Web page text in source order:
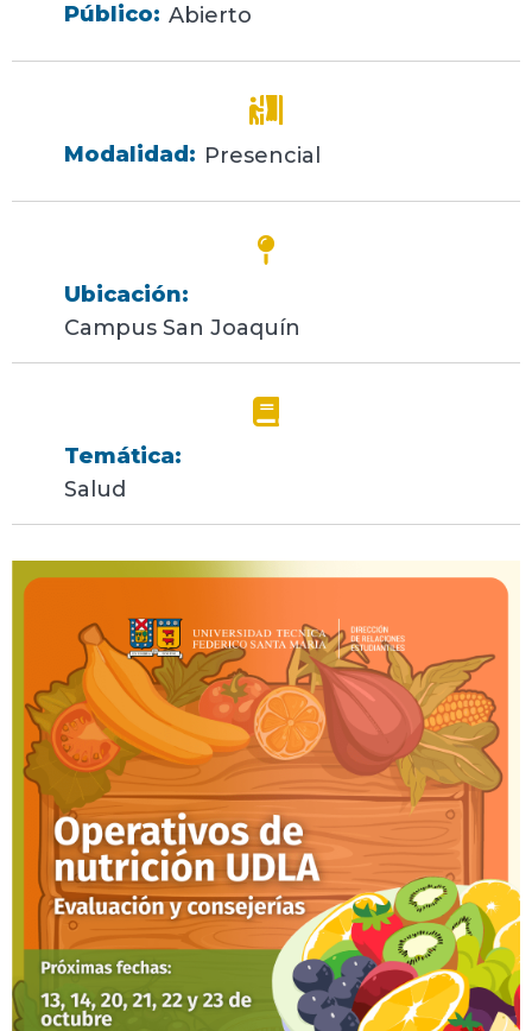
Público: Abierto
Modalidad: Presencial
Ubicación:
Campus San Joaquín
Temática:
Salud